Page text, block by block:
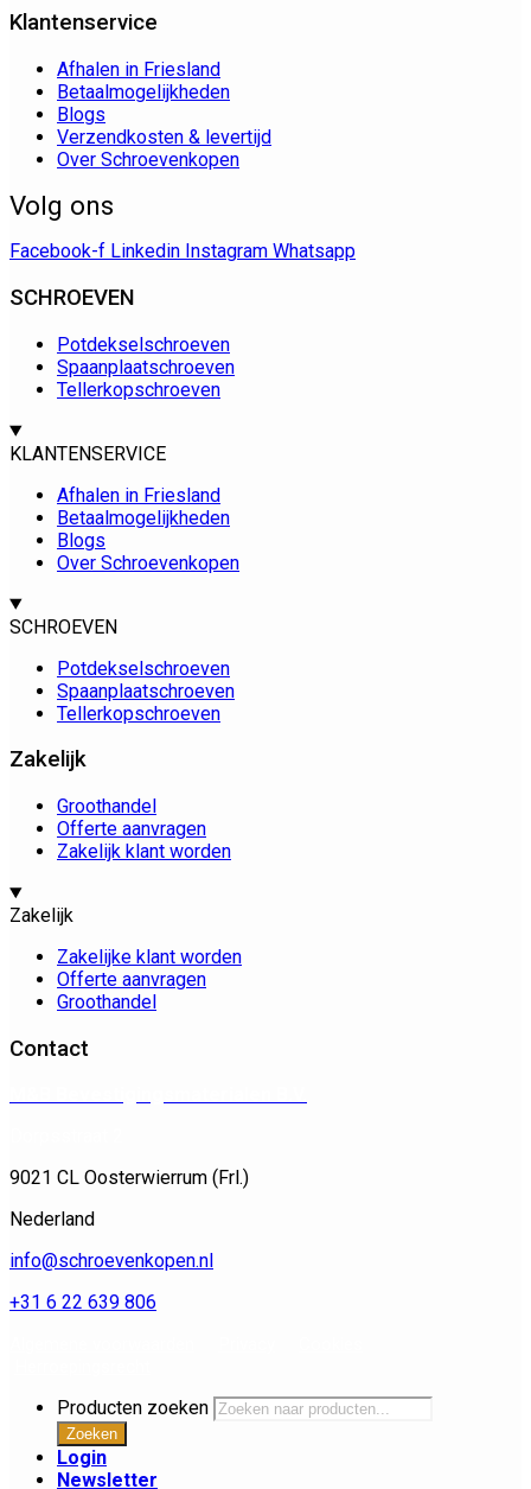
Klantenservice
Afhalen in Friesland
Betaalmogelijkheden
Blogs
Verzendkosten & levertijd
Over Schroevenkopen
Volg ons
Facebook-f Linkedin Instagram Whatsapp
SCHROEVEN
Potdekselschroeven
Spaanplaatschroeven
Tellerkopschroeven
KLANTENSERVICE
Afhalen in Friesland
Betaalmogelijkheden
Blogs
Over Schroevenkopen
SCHROEVEN
Potdekselschroeven
Spaanplaatschroeven
Tellerkopschroeven
Zakelijk
Groothandel
Offerte aanvragen
Zakelijk klant worden
Zakelijk
Zakelijke klant worden
Offerte aanvragen
Groothandel
Contact
9021 CL Oosterwierrum (Frl.)
Nederland
info@schroevenkopen.nl
+31 6 22 639 806
Producten zoeken
Zoeken
Login
Newsletter